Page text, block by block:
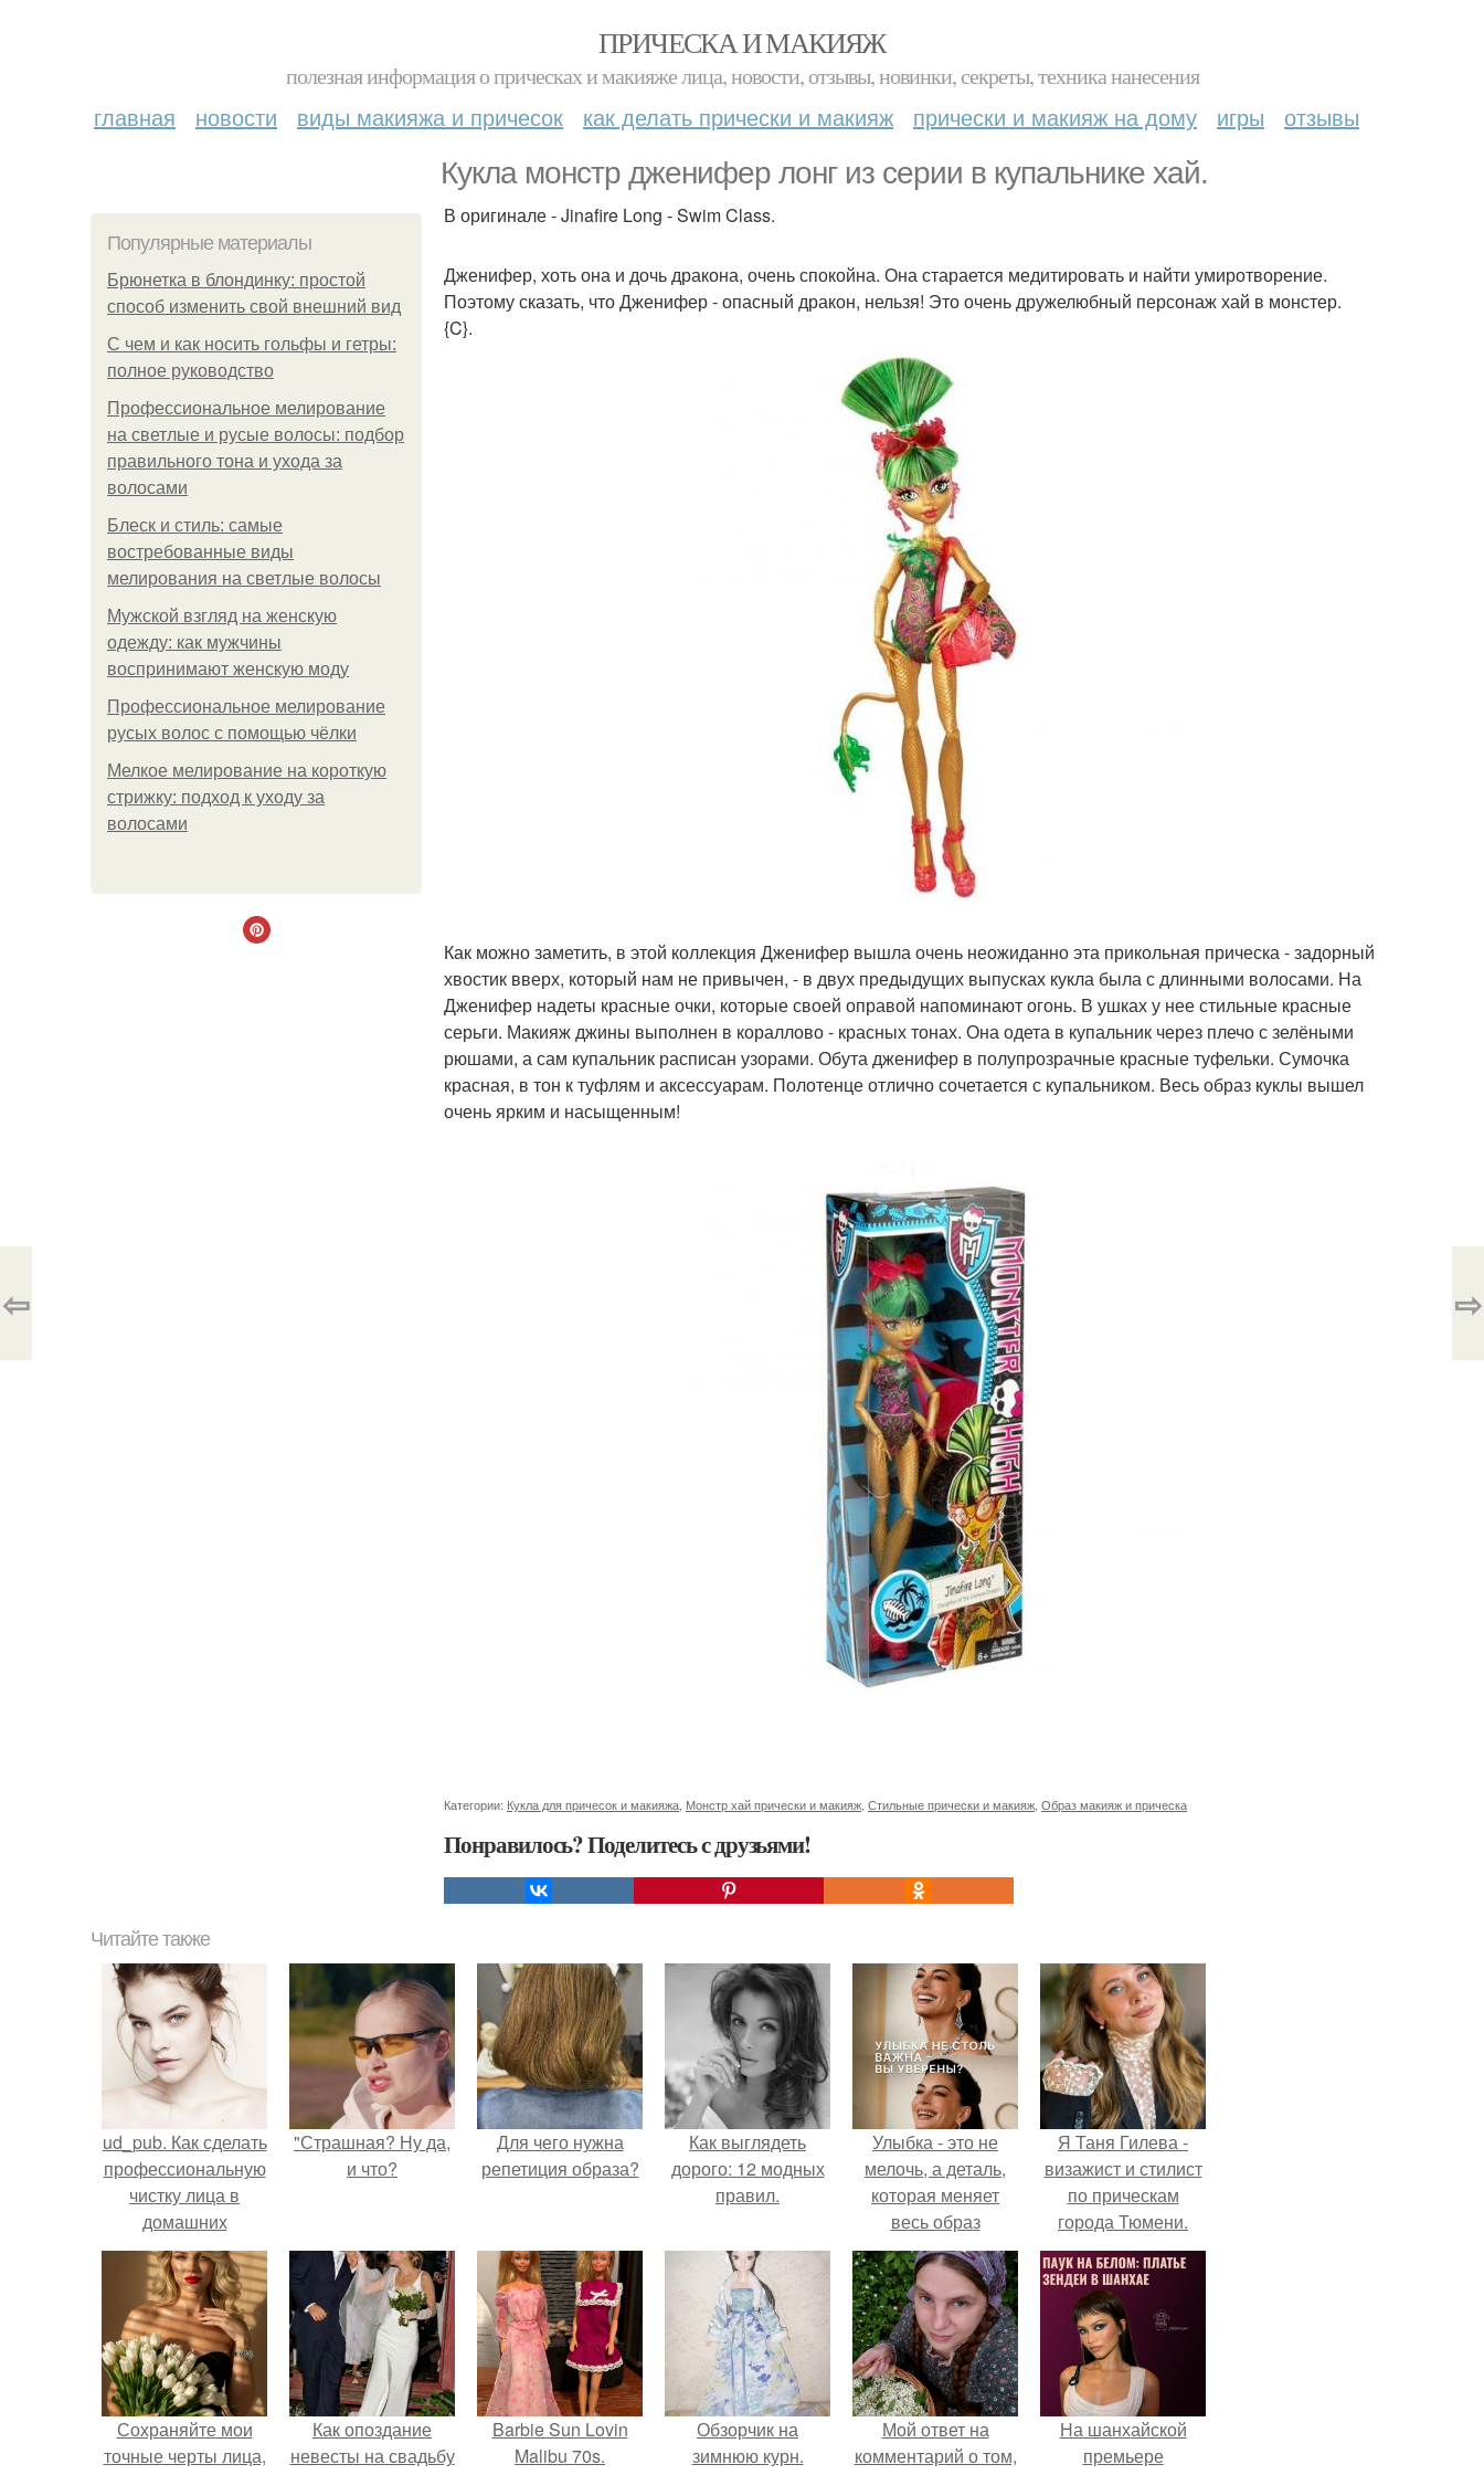
ПРИЧЕСКА И МАКИЯЖ
полезная информация о прическах и макияже лица, новости, отзывы, новинки, секреты, техника нанесения
главная новости виды макияжа и причесок как делать прически и макияж прически и макияж на дому игры отзывы
Кукла монстр дженифер лонг из серии в купальнике хай.
Популярные материалы
Брюнетка в блондинку: простой
способ изменить свой внешний вид
С чем и как носить гольфы и гетры:
полное руководство
Профессиональное мелирование
на светлые и русые волосы: подбор
правильного тона и ухода за
волосами
Блеск и стиль: самые
востребованные виды
мелирования на светлые волосы
Мужской взгляд на женскую
одежду: как мужчины
воспринимают женскую моду
Профессиональное мелирование
русых волос с помощью чёлки
Мелкое мелирование на короткую
стрижку: подход к уходу за
волосами
В оригинале - Jinafire Long - Swim Class.
Дженифер, хоть она и дочь дракона, очень спокойна. Она старается медитировать и найти умиротворение.
Поэтому сказать, что Дженифер - опасный дракон, нельзя! Это очень дружелюбный персонаж хай в монстер.
{C}.
Как можно заметить, в этой коллекция Дженифер вышла очень неожиданно эта прикольная прическа - задорный
хвостик вверх, который нам не привычен, - в двух предыдущих выпусках кукла была с длинными волосами. На
Дженифер надеты красные очки, которые своей оправой напоминают огонь. В ушках у нее стильные красные
серьги. Макияж джины выполнен в кораллово - красных тонах. Она одета в купальник через плечо с зелёными
рюшами, а сам купальник расписан узорами. Обута дженифер в полупрозрачные красные туфельки. Сумочка
красная, в тон к туфлям и аксессуарам. Полотенце отлично сочетается с купальником. Весь образ куклы вышел
очень ярким и насыщенным!
Категории: Кукла для причесок и макияжа Монстр хай прически и макияж Стильные прически и макияж Образ макияж и прическа
Понравилось? Поделитесь с друзьями!
⇦ ⇨
Читайте также
ud_pub. Как сделать
профессиональную
чистку лица в
домашних
условиях.
"Страшная? Ну да,
и что?
Для чего нужна
репетиция образа?
Как выглядеть
дорого: 12 модных
правил.
Улыбка - это не
мелочь, а деталь,
которая меняет
весь образ
человека.
Я Таня Гилева -
визажист и стилист
по прическам
города Тюмени.
Сохраняйте мои
точные черты лица,
Как опоздание
невесты на свадьбу
Barbie Sun Lovin
Malibu 70s.
Обзорчик на
зимнюю курн.
Мой ответ на
комментарий о том,
На шанхайской
премьере